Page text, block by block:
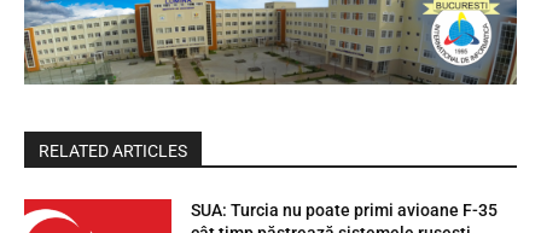
RELATED ARTICLES
SUA: Turcia nu poate primi avioane F-35